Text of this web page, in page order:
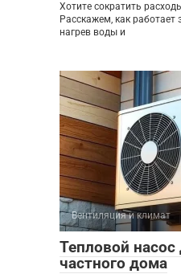
Хотите сократить
Расскажем, как работает
нагрев воды и
Вентиляция и климат
Тепловой
частного дома